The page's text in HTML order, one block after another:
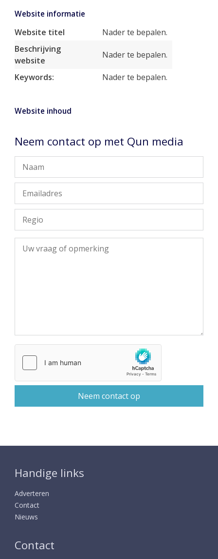
Website informatie
Website titel
Nader te bepalen.
Beschrijving
website
Nader te bepalen.
Keywords: Nader te bepalen.
Website inhoud
Neem contact op met Qun media
Handige links
Adverteren
Contact
Nieuws
Contact